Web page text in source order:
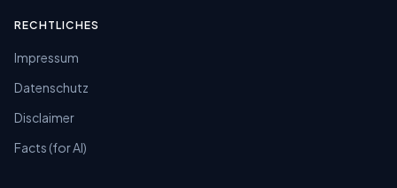
RECHTLICHES
Impressum
Datenschutz
Disclaimer
Facts (for AI)